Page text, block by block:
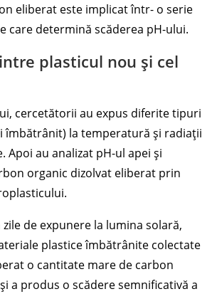
eliberat este implicat într- o serie
care determină scăderea pH-ului.
plasticul nou și cel
cercetătorii au expus diferite tipuri
îmbătrânit) la temperatură și radiații
Apoi au analizat pH-ul apei și
organic dizolvat eliberat prin
de expunere la lumina solară,
plastice îmbătrânite colectate
o cantitate mare de carbon
a produs o scădere semnificativă a